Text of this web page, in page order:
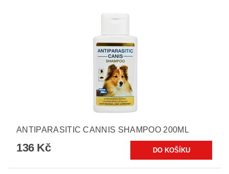
ANTIPARASITIC CANNIS SHAMPOO 200ML
136 Kč